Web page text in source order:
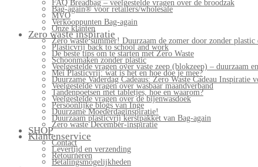
FAQ Breadbag – veelgestelde vragen over de broodzak
Bag-again® voor retailers/wholesale
MVO
Verkooppunten Bag-again
Onze klanten
Zero waste inspiratie
Zero waste summer! Duurzaam de zomer door zonder plastic
Plasticvrij back to school and work
De beste tips om te starten met Zero Waste
Schoonmaken zonder plastic
Veelgestelde vragen over vaste zeep (blokzeep) – duurzaam
Mei Plasticvrij: wat is het en hoe doe je mee?
Duurzame Vaderdag Cadeaus: Zero Waste Cadeau Inspiratie
Veelgestelde vragen over wasbaar maandverband
Tandenpoetsen met tabletjes, hoe en waarom?
Veelgestelde vragen over de bijenwasdoek
Persoonlijke blogs van Inge
Duurzame Moederdaginspiratie!
Duurzaam plasticvrij kerstpakket van Bag-again
Zero waste December-inspiratie
SHOP
Klantenservice
Contact
Levertijd en verzending
Retourneren
Betalingsmogelijkheden